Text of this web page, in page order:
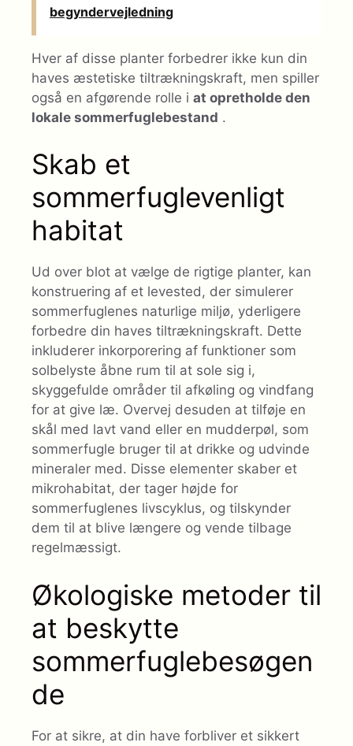
begyndervejledning
Hver af disse planter forbedrer ikke kun din
haves æstetiske tiltrækningskraft, men spiller
også en afgørende rolle i at opretholde den
lokale sommerfuglebestand .
Skab et
sommerfuglevenligt
habitat
Ud over blot at vælge de rigtige planter, kan
konstruering af et levested, der simulerer
sommerfuglenes naturlige miljø, yderligere
forbedre din haves tiltrækningskraft. Dette
inkluderer inkorporering af funktioner som
solbelyste åbne rum til at sole sig i,
skyggefulde områder til afkøling og vindfang
for at give læ. Overvej desuden at tilføje en
skål med lavt vand eller en mudderpøl, som
sommerfugle bruger til at drikke og udvinde
mineraler med. Disse elementer skaber et
mikrohabitat, der tager højde for
sommerfuglenes livscyklus, og tilskynder
dem til at blive længere og vende tilbage
regelmæssigt.
Økologiske metoder til
at beskytte
sommerfuglebesøgen
de
For at sikre, at din have forbliver et sikkert